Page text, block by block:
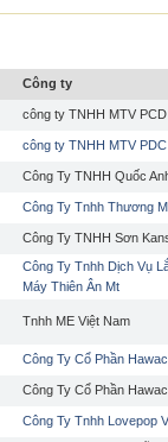
Công ty
công ty TNHH MTV PCD
công ty TNHH MTV PDC
Công Ty TNHH Quốc
Công Ty Tnhh Thương
Công Ty TNHH Sơn
Công Ty Tnhh Dịch Vụ
Máy Thiên Ân Mt
Tnhh ME Việt Nam
Công Ty Cổ Phần
Công Ty Cổ Phần
Công Ty Tnhh Lovepop